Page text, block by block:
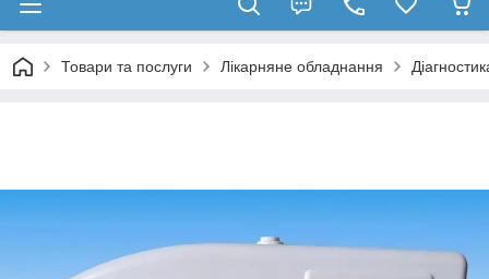
Товари та послуги Лікарняне обладнання